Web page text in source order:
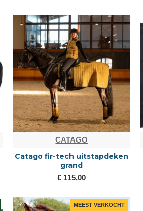
CATAGO
Catago fir-tech uitstapdeken
grand
€ 115,00
MEEST VERKOCHT